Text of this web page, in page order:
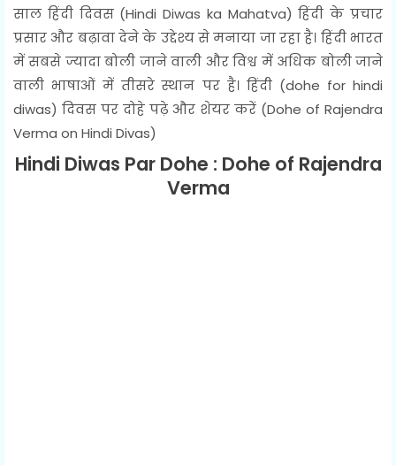
साल हिंदी दिवस (Hindi Diwas ka Mahatva) हिंदी के प्रचार
प्रसार और बढ़ावा देने के उद्देश्य से मनाया जा रहा है। हिंदी भारत
में सबसे ज्यादा बोली जाने वाली और विश्व में अधिक बोली जाने
वाली भाषाओं में तीसरे स्थान पर है। हिंदी (dohe for hindi
diwas) दिवस पर दोहे पढ़े और शेयर करें (Dohe of Rajendra
Verma on Hindi Divas)
Hindi Diwas Par Dohe : Dohe of Rajendra
Verma